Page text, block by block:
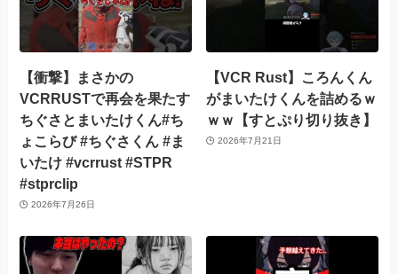
【衝撃】まさかの
VCRRUSTで再会を果たす
ちぐさとまいたけくん#ち
ょこらび #ちぐさくん #ま
いたけ #vcrrust #STPR
#stprclip
2026年7月26日
【VCR Rust】ころんくん
がまいたけくんを詰めるｗ
ｗｗ【すとぷり切り抜き】
2026年7月21日